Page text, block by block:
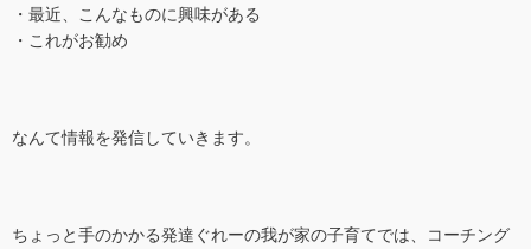
・最近、こんなものに興味がある
・これがお勧め
なんて情報を発信していきます。
ちょっと手のかかる発達ぐれーの我が家の子育てでは、コーチング